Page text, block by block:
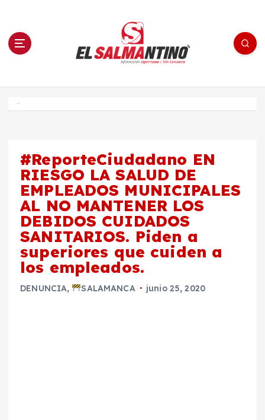
n El Salmantino - medios/noticias/editorial
#ReporteCiudadano EN
RIESGO LA SALUD DE
EMPLEADOS MUNICIPALES
AL NO MANTENER LOS
DEBIDOS CUIDADOS
SANITARIOS. Piden a
superiores que cuiden a
los empleados.
DENUNCIA, SALAMANCA junio 25, 2020